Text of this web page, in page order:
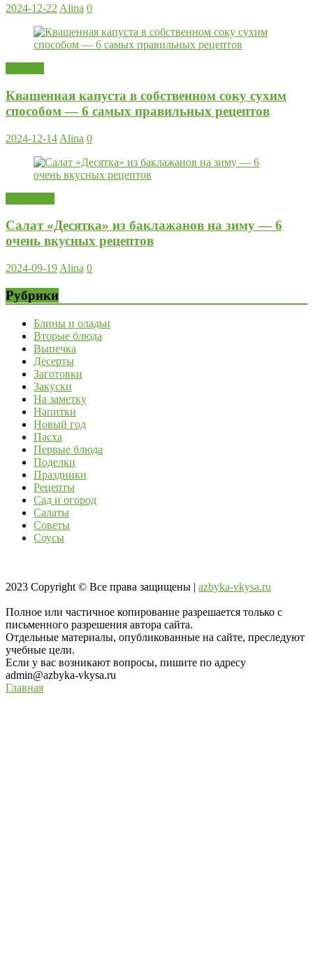
2024-12-22 Alina 0
Квашенная капуста в собственном соку сухим
способом — 6 самых правильных рецептов
2024-12-14 Alina 0
Салат «Десятка» из баклажанов на зиму — 6
очень вкусных рецептов
2024-09-19 Alina 0
Рубрики
Блины и оладьи
Вторые блюда
Выпечка
Десерты
Заготовки
Закуски
На заметку
Напитки
Новый год
Пасха
Первые блюда
Поделки
Праздники
Рецепты
Сад и огород
Салаты
Советы
Соусы
2023 Copyright © Все права защищены | azbyka-vkysa.ru
Полное или частичное копирование разрешается только с
письменного разрешения автора сайта.
Отдельные материалы, опубликованные на сайте, преследуют
учебные цели.
Если у вас возникают вопросы, пишите по адресу
admin@azbyka-vkysa.ru
Главная